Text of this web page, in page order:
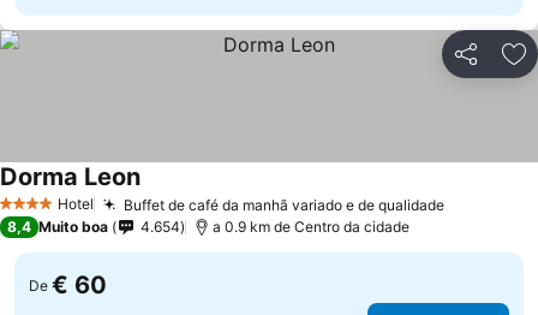
Partilhar
4 EstrelasHotel Buffet de café da manhã variado e de qualidadeVer
Dorma LeonVer preços
8,4 Muito boa 4.654 a 0.9 km de Centro da cidade
De € 60